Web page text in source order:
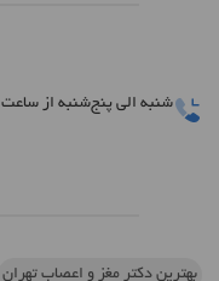
شنبه الی پنج‌شنبه از ساعت 9 صبح
بهترین دکتر مغز و اعصاب تهران